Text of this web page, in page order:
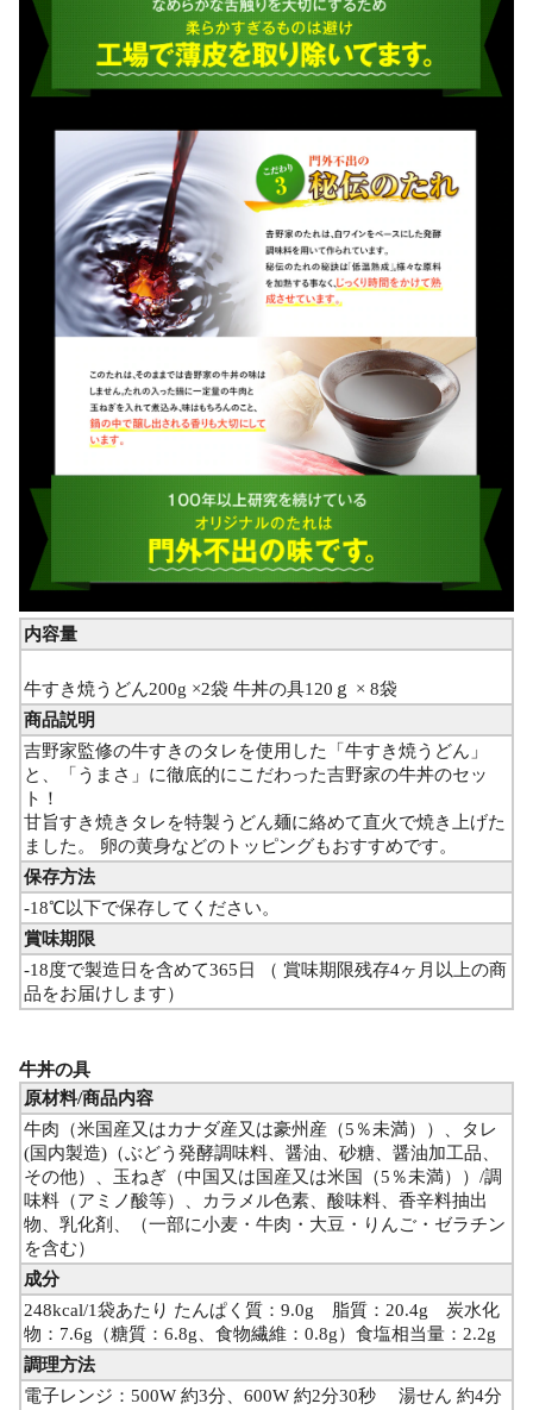
内容量
牛すき焼うどん200g ×2袋 牛丼の具120ｇ × 8袋
商品説明
吉野家監修の牛すきのタレを使用した「牛すき焼うどん」
と、「うまさ」に徹底的にこだわった吉野家の牛丼のセッ
ト！
甘旨すき焼きタレを特製うどん麺に絡めて直火で焼き上げた
ました。 卵の黄身などのトッピングもおすすめです。
保存方法
-18℃以下で保存してください。
賞味期限
-18度で製造日を含めて365日 （ 賞味期限残存4ヶ月以上の商
品をお届けします）
牛丼の具
原材料/商品内容
牛肉（米国産又はカナダ産又は豪州産（5％未満））、タレ
(国内製造)（ぶどう発酵調味料、醤油、砂糖、醤油加工品、
その他）、玉ねぎ（中国又は国産又は米国（5％未満））/調
味料（アミノ酸等）、カラメル色素、酸味料、香辛料抽出
物、乳化剤、（一部に小麦・牛肉・大豆・りんご・ゼラチン
を含む）
成分
248kcal/1袋あたり たんぱく質：9.0g 脂質：20.4g 炭水化
物：7.6g（糖質：6.8g、食物繊維：0.8g）食塩相当量：2.2g
調理方法
電子レンジ：500W 約3分、600W 約2分30秒 湯せん 約4分